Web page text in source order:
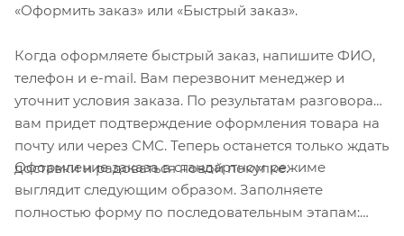
Подкладка: Полиэстер
стекловолоконный композит
Подошва: Липкая резина
Стелька: 3D-формованный этиленвинилацетат (EVA)
- нейлон
Технологии:
«Оформить заказ» или «Быстрый заказ».
Когда оформляете быстрый заказ, напишите ФИО,
телефон и e-mail. Вам перезвонит менеджер и
уточнит условия заказа. По результатам разговора
вам придет подтверждение оформления товара на
почту или через СМС. Теперь останется только ждать
доставки и радоваться новой покупке.
Оформление заказа в стандартном режиме
выглядит следующим образом. Заполняете
полностью форму по последовательным этапам: